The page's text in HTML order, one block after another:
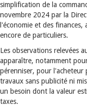
simplification de la
novembre 2024 par la
l'économie et des
encore de particuliers.
Les observations relevées
apparaître, notamment
pérenniser, pour l'acheteur
travaux sans publicité ni
un besoin dont la valeur
taxes.